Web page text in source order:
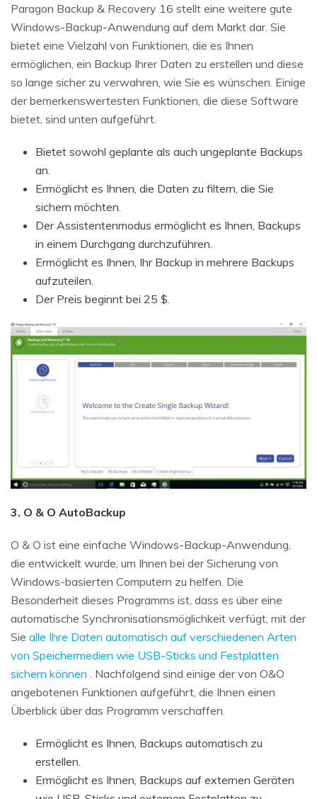
Paragon Backup & Recovery 16 stellt eine weitere gute
Windows-Backup-Anwendung auf dem Markt dar. Sie
bietet eine Vielzahl von Funktionen, die es Ihnen
ermöglichen, ein Backup Ihrer Daten zu erstellen und diese
so lange sicher zu verwahren, wie Sie es wünschen. Einige
der bemerkenswertesten Funktionen, die diese Software
bietet, sind unten aufgeführt.
Bietet sowohl geplante als auch ungeplante Backups
an.
Ermöglicht es Ihnen, die Daten zu filtern, die Sie
sichern möchten.
Der Assistentenmodus ermöglicht es Ihnen, Backups
in einem Durchgang durchzuführen.
Ermöglicht es Ihnen, Ihr Backup in mehrere Backups
aufzuteilen.
Der Preis beginnt bei 25 $.
3. O & O AutoBackup
O & O ist eine einfache Windows-Backup-Anwendung,
die entwickelt wurde, um Ihnen bei der Sicherung von
Windows-basierten Computern zu helfen. Die
Besonderheit dieses Programms ist, dass es über eine
automatische Synchronisationsmöglichkeit verfügt, mit der
Sie alle Ihre Daten automatisch auf verschiedenen Arten
von Speichermedien wie USB-Sticks und Festplatten
sichern können . Nachfolgend sind einige der von O&O
angebotenen Funktionen aufgeführt, die Ihnen einen
Überblick über das Programm verschaffen.
Ermöglicht es Ihnen, Backups automatisch zu
erstellen.
Ermöglicht es Ihnen, Backups auf externen Geräten